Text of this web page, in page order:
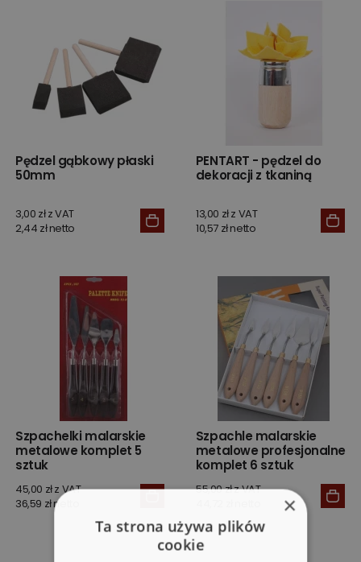
Pędzel gąbkowy płaski
50mm
3,00 zł z VAT
2,44 zł netto
PENTART - pędzel do
dekoracji z tkaniną
13,00 zł z VAT
10,57 zł netto
Szpachelki malarskie
metalowe komplet 5
sztuk
45,00 zł z VAT
36,59 zł netto
Szpachle malarskie
metalowe profesjonalne
komplet 6 sztuk
55,00 zł z VAT
×
Ta strona używa plików
cookie